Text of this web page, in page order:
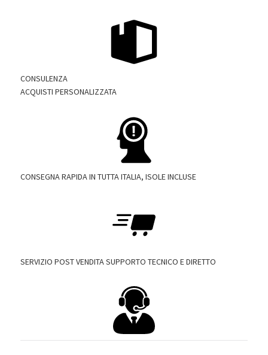
CONSULENZA
ACQUISTI PERSONALIZZATA
CONSEGNA RAPIDA IN TUTTA ITALIA, ISOLE INCLUSE
SERVIZIO POST VENDITA SUPPORTO TECNICO E DIRETTO